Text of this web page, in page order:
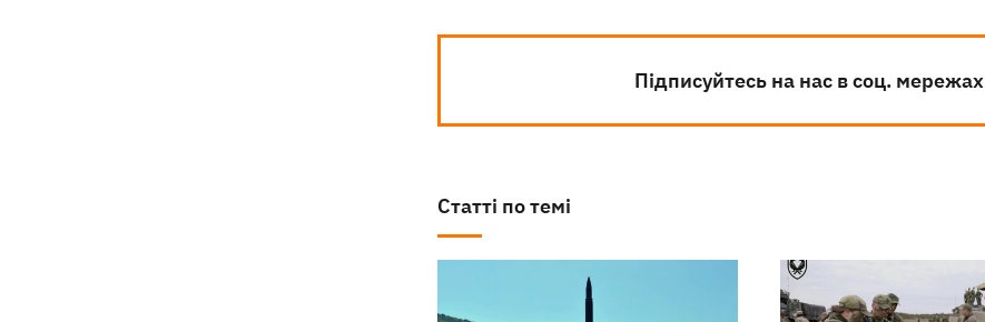
Підписуйтесь на нас в соц. мережах
Статті по темі